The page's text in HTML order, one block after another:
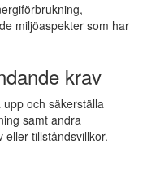
miljöaspekter som har
krav
och säkerställa
samt andra
eller tillståndsvillkor.